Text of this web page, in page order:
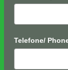
Telefone/